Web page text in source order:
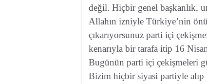
değil. Hiçbir genel başkanlık,
Allahın izniyle Türkiye’nin önü
çıkarıyorsunuz parti içi
kenarıyla bir tarafa itip 16
Bugünün parti içi çekişmeleri
Bizim hiçbir siyasi partiyle